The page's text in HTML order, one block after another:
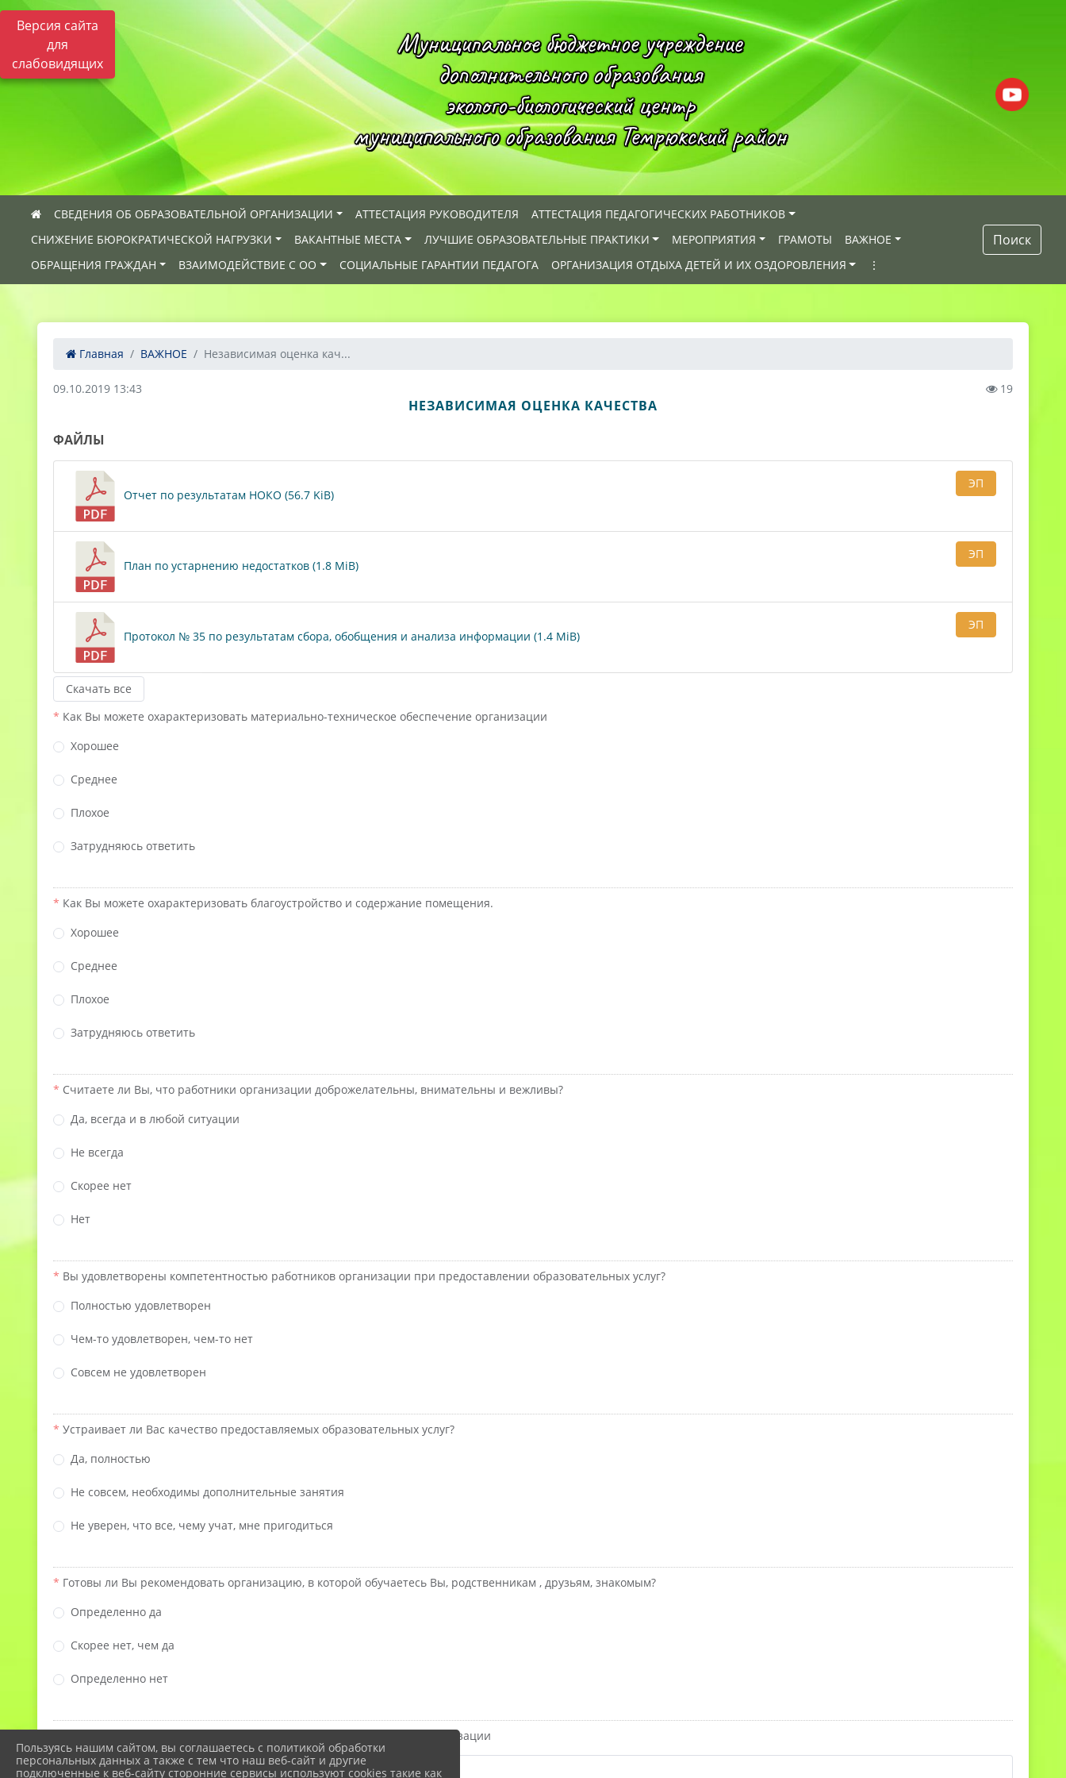
Версия сайта
для
слабовидящих
Муниципальное бюджетное учреждение
дополнительного образования
эколого-биологический центр
муниципального образования Темрюкский район
СВЕДЕНИЯ ОБ ОБРАЗОВАТЕЛЬНОЙ ОРГАНИЗАЦИИ АТТЕСТАЦИЯ РУКОВОДИТЕЛЯ
АТТЕСТАЦИЯ ПЕДАГОГИЧЕСКИХ РАБОТНИКОВ
СНИЖЕНИЕ БЮРОКРАТИЧЕСКОЙ НАГРУЗКИ
ВАКАНТНЫЕ МЕСТА ЛУЧШИЕ ОБРАЗОВАТЕЛЬНЫЕ ПРАКТИКИ МЕРОПРИЯТИЯ ГРАМОТЫ
ВАЖНОЕ
ОБРАЩЕНИЯ ГРАЖДАН
ВЗАИМОДЕЙСТВИЕ С ОО СОЦИАЛЬНЫЕ ГАРАНТИИ ПЕДАГОГА ОРГАНИЗАЦИЯ ОТДЫХА ДЕТЕЙ И ИХ ОЗДОРОВЛЕНИЯ ⋮
Поиск
Главная ВАЖНОЕ Независимая оценка кач...
09.10.2019 13:43 19
НЕЗАВИСИМАЯ ОЦЕНКА КАЧЕСТВА
ФАЙЛЫ
Отчет по результатам НОКО (56.7 KiB)
ЭП
План по устарнению недостатков (1.8 MiB)
ЭП
Протокол № 35 по результатам сбора, обобщения и анализа информации (1.4 MiB)
ЭП
Скачать все
Как Вы можете охарактеризовать материально-техническое обеспечение организации
Хорошее
Среднее
Плохое
Затрудняюсь ответить
Как Вы можете охарактеризовать благоустройство и содержание помещения.
Хорошее
Среднее
Плохое
Затрудняюсь ответить
Считаете ли Вы, что работники организации доброжелательны, внимательны и вежливы?
Да, всегда и в любой ситуации
Не всегда
Скорее нет
Нет
Вы удовлетворены компетентностью работников организации при предоставлении образовательных услуг?
Полностью удовлетворен
Чем-то удовлетворен, чем-то нет
Совсем не удовлетворен
Устраивает ли Вас качество предоставляемых образовательных услуг?
Да, полностью
Не совсем, необходимы дополнительные занятия
Не уверен, что все, чему учат, мне пригодиться
Готовы ли Вы рекомендовать организацию, в которой обучаетесь Вы, родственникам , друзьям, знакомым?
Определенно да
Скорее нет, чем да
Определенно нет
Напишите, чем именно Вы довольны в процессе обучения в этой организации
Пользуясь нашим сайтом, вы соглашаетесь с политикой обработки
персональных данных а также с тем что наш веб-сайт и другие
подключенные к веб-сайту сторонние сервисы используют cookies такие как